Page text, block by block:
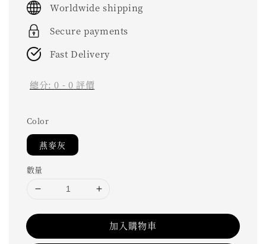
Worldwide shipping
Secure payments
Fast Delivery
總分:0 - 0 評價
Color
燕麥灰
數量
加入購物車